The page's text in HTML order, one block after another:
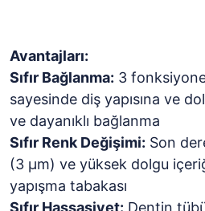
Avantajları:
Sıfır Bağlanma: 3
sayesinde diş yapısına ve
ve dayanıklı bağlanma
Sıfır Renk Değişimi: Son
(3 µm) ve yüksek dolgu
yapışma tabakası
Sıfır Hassasiyet: Dentin